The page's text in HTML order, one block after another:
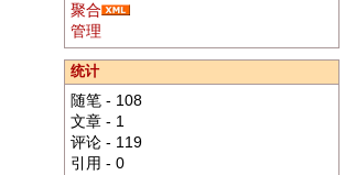
聚合
管理
统计
随笔 - 108
文章 - 1
评论 - 119
引用 - 0